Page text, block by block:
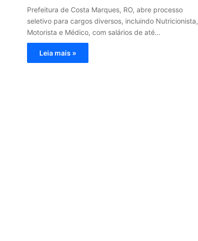
Prefeitura de Costa Marques, RO, abre processo
seletivo para cargos diversos, incluindo Nutricionista,
Motorista e Médico, com salários de até…
Leia mais »